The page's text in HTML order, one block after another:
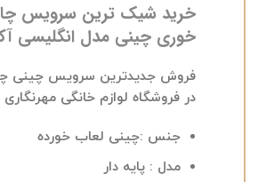
خرید شیک ترین سرویس
خوری چینی مدل انگلیسی
فروش جدیدترین سرویس چینی
در فروشگاه لوازم خانگی
جنس :چینی لعاب خورده
مدل : پایه دار